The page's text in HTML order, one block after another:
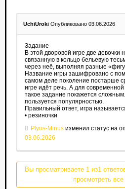
UchiUroki Опубликовано 03.06.2026
Задание
В этой дворовой игре две девочки
связанную в кольцо бельевую
через неё, выполняя разные
Название игры зашифровано с
самом деле поколение постарше
игре идёт речь. А для
такое задание покажется
пользуется популярностью.
Правильный ответ, игра
• резиночки
Plyus-Minusизменил статус на
03.06.2026
Вы просматриваете 1 из1
просмотреть